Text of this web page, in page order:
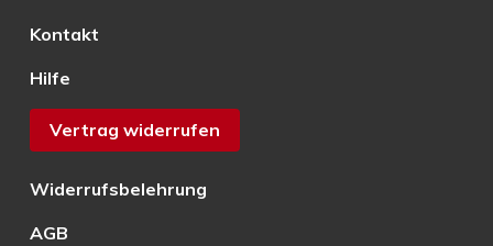
Kontakt
Hilfe
Vertrag widerrufen
Widerrufsbelehrung
AGB